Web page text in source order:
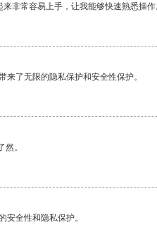
非常容易上手，让我能够快速熟悉操
了无限的隐私保护和安全性保护。
。
安全性和隐私保护。